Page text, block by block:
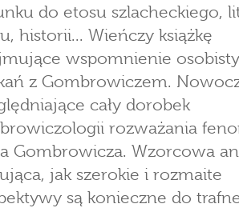
do etosu szlacheckiego,
historii... Wieńczy książkę
wspomnienie
z Gombrowiczem.
cały dorobek
rozważania
Gombrowicza. Wzorcowa
jak szerokie i rozmaite
są konieczne do